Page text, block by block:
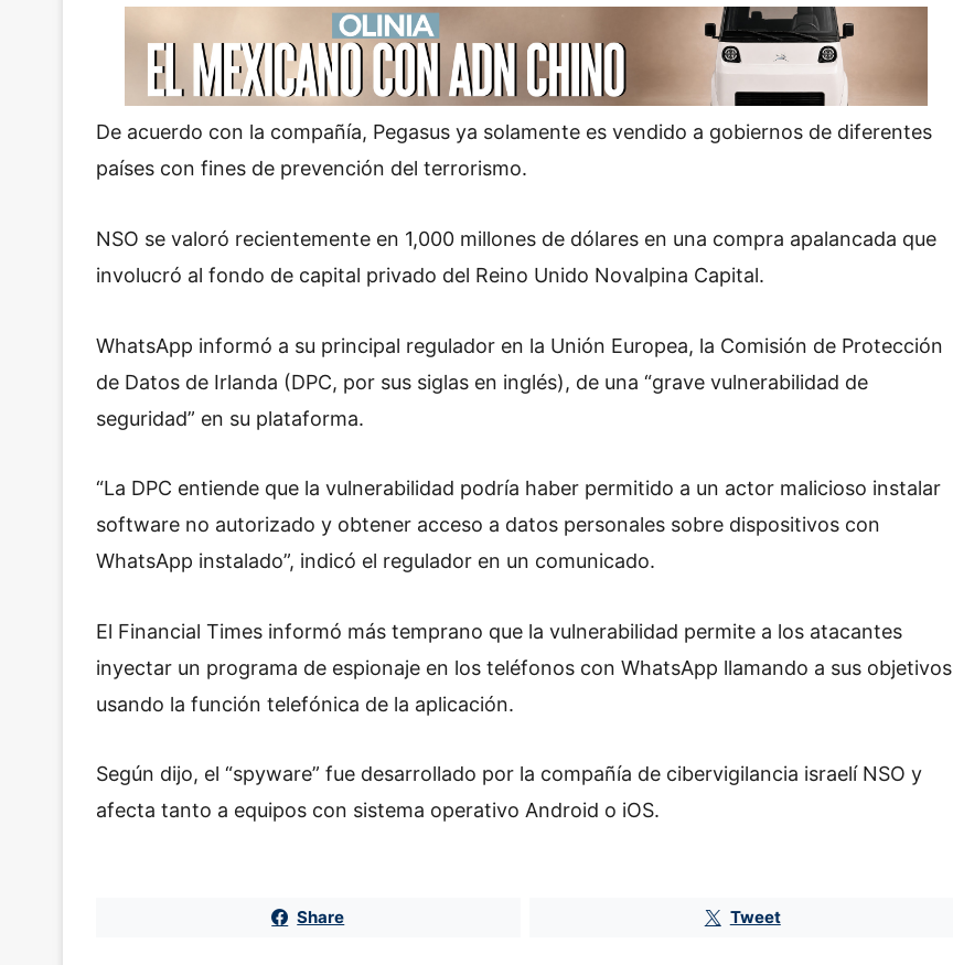
De acuerdo con la compañía, Pegasus ya solamente es vendido a gobiernos de diferentes
países con fines de prevención del terrorismo.
NSO se valoró recientemente en 1,000 millones de dólares en una compra apalancada que
involucró al fondo de capital privado del Reino Unido Novalpina Capital.
WhatsApp informó a su principal regulador en la Unión Europea, la Comisión de Protección
de Datos de Irlanda (DPC, por sus siglas en inglés), de una “grave vulnerabilidad de
seguridad” en su plataforma.
“La DPC entiende que la vulnerabilidad podría haber permitido a un actor malicioso instalar
software no autorizado y obtener acceso a datos personales sobre dispositivos con
WhatsApp instalado”, indicó el regulador en un comunicado.
El Financial Times informó más temprano que la vulnerabilidad permite a los atacantes
inyectar un programa de espionaje en los teléfonos con WhatsApp llamando a sus objetivos
usando la función telefónica de la aplicación.
Según dijo, el “spyware” fue desarrollado por la compañía de cibervigilancia israelí NSO y
afecta tanto a equipos con sistema operativo Android o iOS.
Share Tweet